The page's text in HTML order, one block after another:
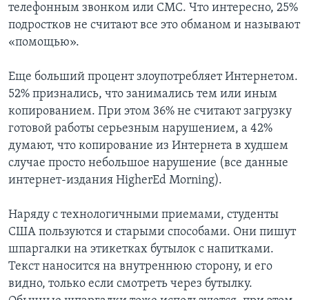
телефонным звонком или СМС. Что интересно, 25%
подростков не считают все это обманом и называют
«помощью».
Еще больший процент злоупотребляет Интернетом.
52% признались, что занимались тем или иным
копированием. При этом 36% не считают загрузку
готовой работы серьезным нарушением, а 42%
думают, что копирование из Интернета в худшем
случае просто небольшое нарушение (все данные
интернет-издания HigherEd Morning).
Наряду с технологичными приемами, студенты
США пользуются и старыми способами. Они пишут
шпаргалки на этикетках бутылок с напитками.
Текст наносится на внутреннюю сторону, и его
видно, только если смотреть через бутылку.